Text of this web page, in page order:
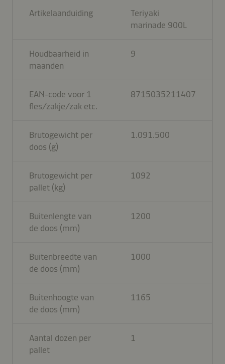
Artikelaanduiding
Teriyaki
marinade 900L
Houdbaarheid in
maanden
9
EAN-code voor 1
fles/zakje/zak etc.
8715035211407
Brutogewicht per
doos (g)
1.091.500
Brutogewicht per
pallet (kg)
1092
Buitenlengte van
de doos (mm)
1200
Buitenbreedte van
de doos (mm)
1000
Buitenhoogte van
de doos (mm)
1165
Aantal dozen per
pallet
1